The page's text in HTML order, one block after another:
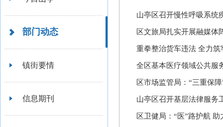
部门动态
镇街要情
信息期刊
山亭区召开慢性呼吸系统
区文旅局扎实开展融媒体
重拳整治货车违法 全力筑
全区基本医疗领域公共服
区市场监管局：“三重保
山亭区召开基层法律服务
区卫健局：“医”路护航 助